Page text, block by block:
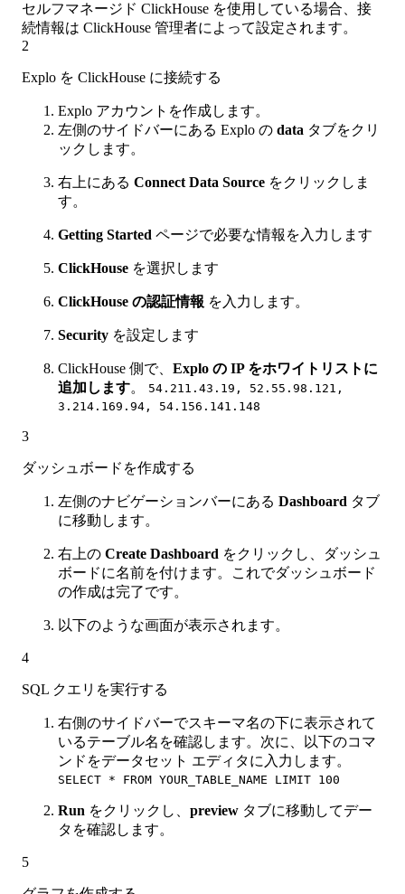
セルフマネージド ClickHouse を使用している場合、接
続情報は ClickHouse 管理者によって設定されます。
2
Explo を ClickHouse に接続する
Explo アカウントを作成します。
左側のサイドバーにある Explo の data タブをクリ
ックします。
右上にある Connect Data Source をクリックしま
す。
Getting Started ページで必要な情報を入力します
ClickHouse を選択します
ClickHouse の認証情報 を入力します。
Security を設定します
ClickHouse 側で、 Explo の IP をホワイトリストに
追加します。
54.211.43.19, 52.55.98.121,
3.214.169.94, 54.156.141.148
3
ダッシュボードを作成する
左側のナビゲーションバーにある Dashboard タブ
に移動します。
右上の Create Dashboard をクリックし、ダッシュ
ボードに名前を付けます。これでダッシュボード
の作成は完了です。
以下のような画面が表示されます。
4
SQL クエリを実行する
右側のサイドバーでスキーマ名の下に表示されて
いるテーブル名を確認します。次に、以下のコマ
ンドをデータセット エディタに入力します。
SELECT * FROM YOUR_TABLE_NAME LIMIT 100
Run をクリックし、 preview タブに移動してデー
タを確認します。
5